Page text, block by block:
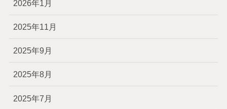
2026年1月
2025年11月
2025年9月
2025年8月
2025年7月